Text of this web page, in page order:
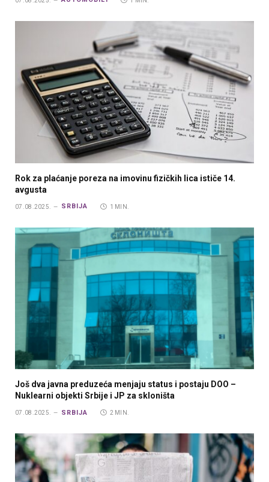
Rok za plaćanje poreza na imovinu fizičkih lica ističe 14.
avgusta
07.08.2025. SRBIJA 1 MIN.
Još dva javna preduzeća menjaju status i postaju DOO –
Nuklearni objekti Srbije i JP za skloništa
07.08.2025. SRBIJA 2 MIN.